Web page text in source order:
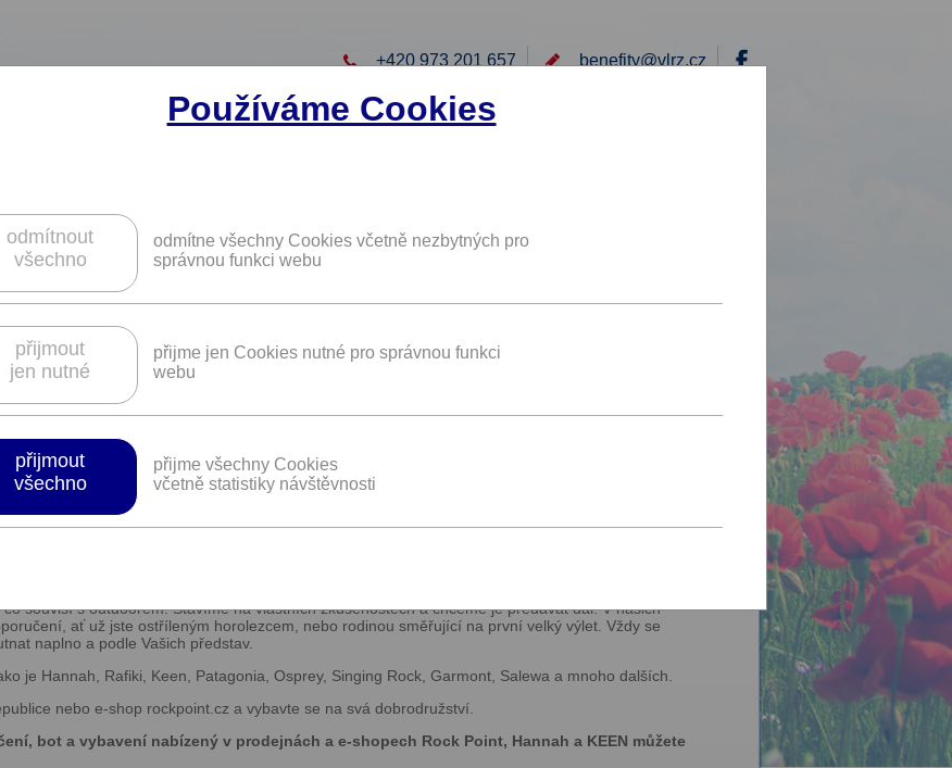
+420 973 201 657 benefity@vlrz.cz
Používáme Cookies
odmítnout
všechno
odmítne všechny Cookies včetně nezbytných pro
správnou funkci webu
přijmout
jen nutné
přijme jen Cookies nutné pro správnou funkci
webu
přijmout
všechno
přijme všechny Cookies
včetně statistiky návštěvnosti
a vybavení v síti prodejen a e-
Platnost není časově omezena.
outdoorové vybavení, turistické
spacáky a kempinkové doplňky.
souvisí s outdoorem. Stavíme na vlastních zkušenostech a chceme je předávat dál. V našich
ať už jste ostříleným horolezcem, nebo rodinou směřující na první velký výlet. Vždy se
naplno a podle Vašich představ.
je Hannah, Rafiki, Keen, Patagonia, Osprey, Singing Rock, Garmont, Salewa a mnoho dalších.
nebo e-shop rockpoint.cz a vybavte se na svá dobrodružství.
bot a vybavení nabízený v prodejnách a e-shopech Rock Point, Hannah a KEEN můžete